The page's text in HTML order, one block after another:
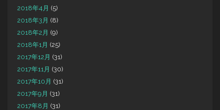
2018年4月 (5)
2018年3月 (8)
2018年2月 (9)
2018年1月 (25)
2017年12月 (31)
2017年11月 (30)
2017年10月 (31)
2017年9月 (31)
2017年8月 (31)